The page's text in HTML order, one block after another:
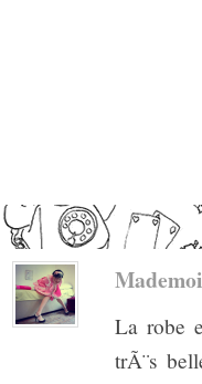
La robe
trÃ¨s